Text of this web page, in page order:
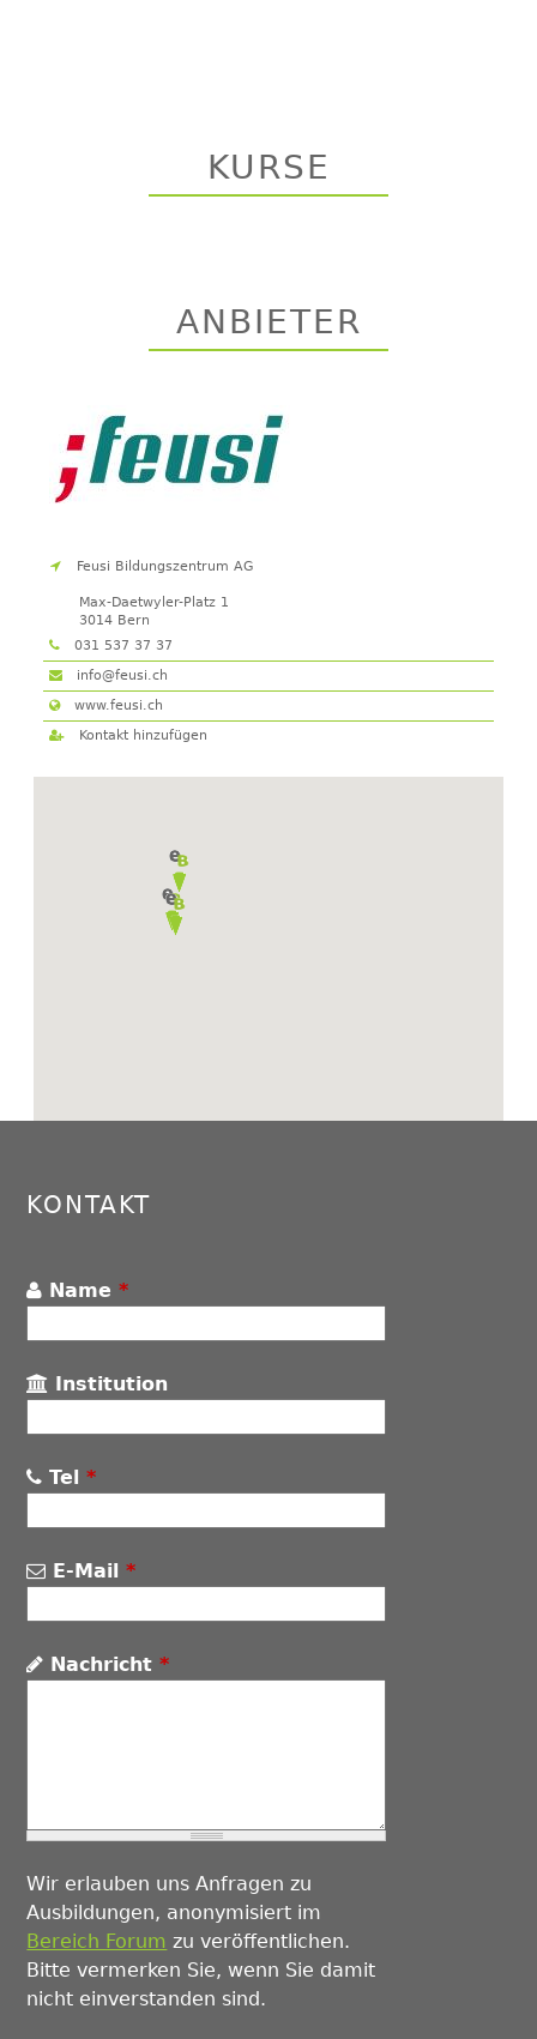
KURSE
ANBIETER
Feusi Bildungszentrum AG
Max-Daetwyler-Platz 1
3014 Bern
031 537 37 37
info@feusi.ch
www.feusi.ch
Kontakt hinzufügen
to
KONTAKT
Name*
Institution
Tel*
E-Mail*
Nachricht*
Wir erlauben uns Anfragen zu
Ausbildungen, anonymisiert im
Bereich Forum zu veröffentlichen.
Bitte vermerken Sie, wenn Sie damit
nicht einverstanden sind.